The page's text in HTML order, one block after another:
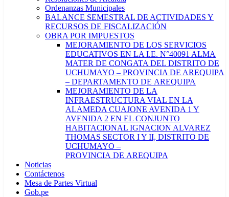
Ordenanzas Municipales
BALANCE SEMESTRAL DE ACTIVIDADES Y
RECURSOS DE FISCALIZACIÓN
OBRA POR IMPUESTOS
MEJORAMIENTO DE LOS SERVICIOS
EDUCATIVOS EN LA I.E. N°40091 ALMA
MATER DE CONGATA DEL DISTRITO DE
UCHUMAYO – PROVINCIA DE AREQUIPA
– DEPARTAMENTO DE AREQUIPA
MEJORAMIENTO DE LA
INFRAESTRUCTURA VIAL EN LA
ALAMEDA CUAJONE AVENIDA 1 Y
AVENIDA 2 EN EL CONJUNTO
HABITACIONAL IGNACION ALVAREZ
THOMAS SECTOR I Y II, DISTRITO DE
UCHUMAYO –
PROVINCIA DE AREQUIPA
Noticias
Contáctenos
Mesa de Partes Virtual
Gob.pe